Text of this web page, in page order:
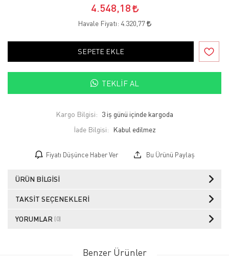
4.548,18
Havale Fiyatı: 4.320,77
SEPETE EKLE
TEKLIF AL
Kargo Bilgisi: 3 iş günü içinde kargoda
İade Bilgisi:
Fiyatı Düşünce Haber Ver Bu Ürünü Paylaş
ÜRÜN BILGISI
TAKSIT SEÇENEKLERI
YORUMLAR (0)
Benzer Ürünler